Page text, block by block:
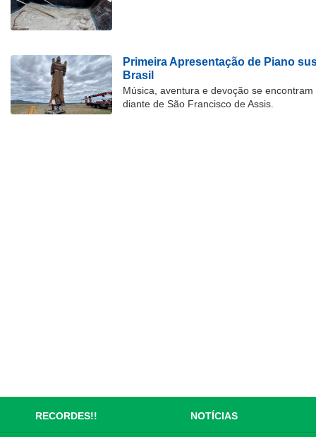
Primeira Apresentação de Piano
Brasil
Música, aventura e devoção se
diante de São Francisco de Assis.
RECORDES!! NOTÍCIAS